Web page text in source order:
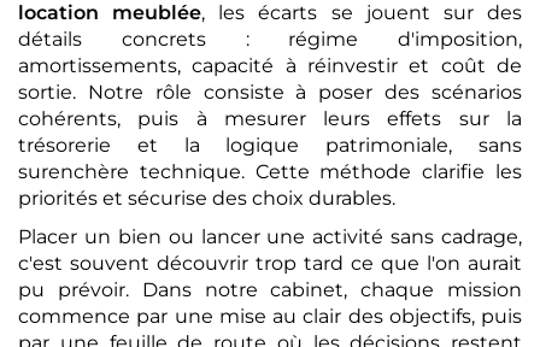
location meublée, les écarts se jouent sur des
détails concrets : régime d'imposition,
amortissements, capacité à réinvestir et coût de
sortie. Notre rôle consiste à poser des scénarios
cohérents, puis à mesurer leurs effets sur la
trésorerie et la logique patrimoniale, sans
surenchère technique. Cette méthode clarifie les
priorités et sécurise des choix durables.
Placer un bien ou lancer une activité sans cadrage,
c'est souvent découvrir trop tard ce que l'on aurait
pu prévoir. Dans notre cabinet, chaque mission
commence par une mise au clair des objectifs, puis